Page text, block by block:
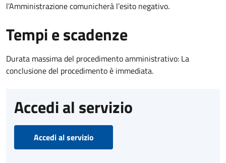
l’Amministrazione comunicherà l’esito negativo.
Tempi e scadenze
Durata massima del procedimento amministrativo: La
conclusione del procedimento è immediata.
Accedi al servizio
Accedi al servizio